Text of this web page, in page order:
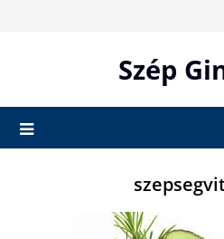
Szép